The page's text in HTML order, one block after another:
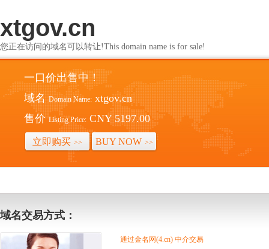
xtgov.cn
您正在访问的域名可以转让!This domain name is for sale!
一口价出售中！
域名 Domain Name: xtgov.cn
售价 Listing Price: CNY 5197.00
立即购买 >> BUY NOW >>
域名交易方式：
通过金名网(4.cn) 中介交易